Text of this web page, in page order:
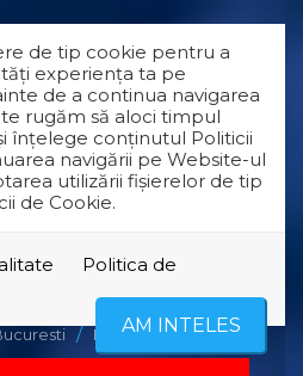
de tip cookie pentru a
experiența ta pe
de a continua navigarea
rugăm să aloci timpul
înțelege conținutul Politicii
navigării pe Website-ul
utilizării fişierelor de tip
de Cookie.
Politica de
AM INTELES
Floreasca
EXCLUSIVITATE